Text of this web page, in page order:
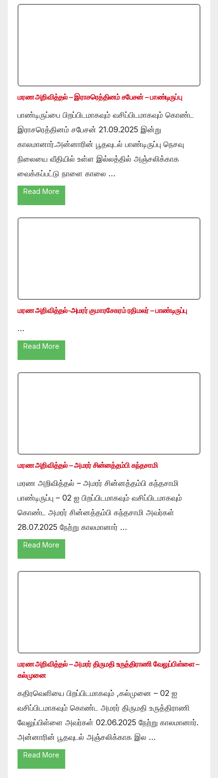
மரண அறிவித்தல் – இராசரெத்தினம் சபேசன் – பாண்டிருப்பு
பாண்டிருப்பை பிறப்பிடமாகவும் வசிப்பிடமாகவும் கொண்ட
இராசரெத்தினம் சபேசன் 21.09.2025 இன்று
காலமானார்.அன்னாரின் பூதவுடல் பாண்டிருப்பு நெசவு
நிலையை வீதியில் உள்ள இல்லத்தில் அஞ்சலிக்காக
வைக்கப்பட்டு நாளை காலை …
Read More
மரண அறிவித்தல்-அமரர் குமாரசேகரம் ரதிமலர் – பாண்டிருப்பு
…
Read More
மரண அறிவித்தல் – அமரர் சின்னத்தம்பி கந்தசாமி
மரண அறிவித்தல் – அமரர் சின்னத்தம்பி கந்தசாமி
பாண்டிருப்பு – 02 ஐ பிறப்பிடமாகவும் வசிப்பிடமாகவும்
கொண்ட அமரர் சின்னத்தம்பி கந்தசாமி அவர்கள்
28.07.2025 நேற்று காலமானார் …
Read More
மரண அறிவித்தல் – அமரர் திருமதி உருத்திராணி வேலுப்பிள்ளை –
கல்முனை
கதிரவெளியை பிறப்பிடமாகவும் ,கல்முனை – 02 ஐ
வசிப்பிடமாகவும் கொண்ட அமரர் திருமதி உருத்திராணி
வேலுப்பிள்ளை அவர்கள் 02.06.2025 நேற்று காலமானார்.
அன்னாரின் பூதவுடல் அஞ்சலிக்காக இல …
Read More